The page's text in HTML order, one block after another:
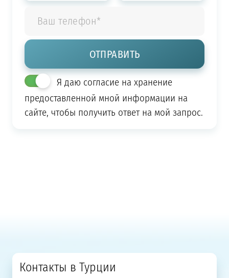
Я даю согласие на хранение
предоставленной мной информации на
сайте, чтобы получить ответ на мой запрос.
Контакты в Турции